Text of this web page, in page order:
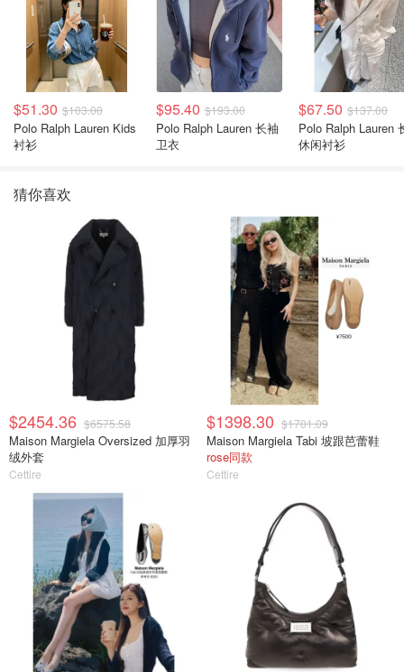
$51.30 $103.00
Polo Ralph Lauren Kids
衬衫
$95.40 $193.00
Polo Ralph Lauren 长袖
卫衣
$67.50 $137.00
Polo Ralph Lauren
休闲衬衫
猜你喜欢
$2454.36 $6575.58
Maison Margiela Oversized 加厚羽
绒外套
Cettire
$1398.30 $1701.09
Maison Margiela Tabi 坡跟芭蕾鞋
rose同款
Cettire